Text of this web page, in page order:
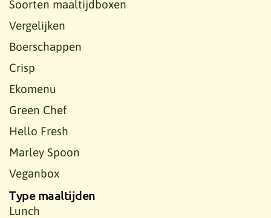
Soorten maaltijdboxen
Vergelijken
Boerschappen
Crisp
Ekomenu
Green Chef
Hello Fresh
Marley Spoon
Veganbox
Type maaltijden
Lunch